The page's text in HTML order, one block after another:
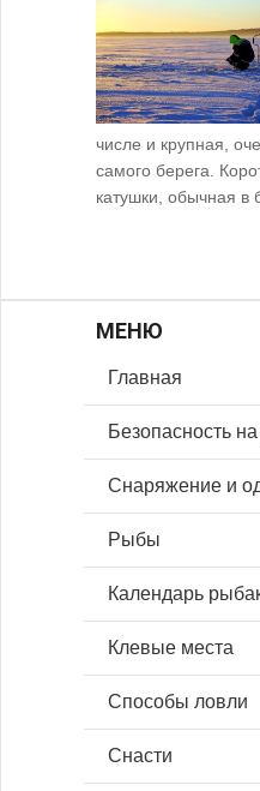
числе и крупная,
самого берега.
катушки, обычная в
МЕНЮ
Главная
Безопасность
Снаряжение и
Рыбы
Календарь
Клевые места
Способы ловли
Снасти